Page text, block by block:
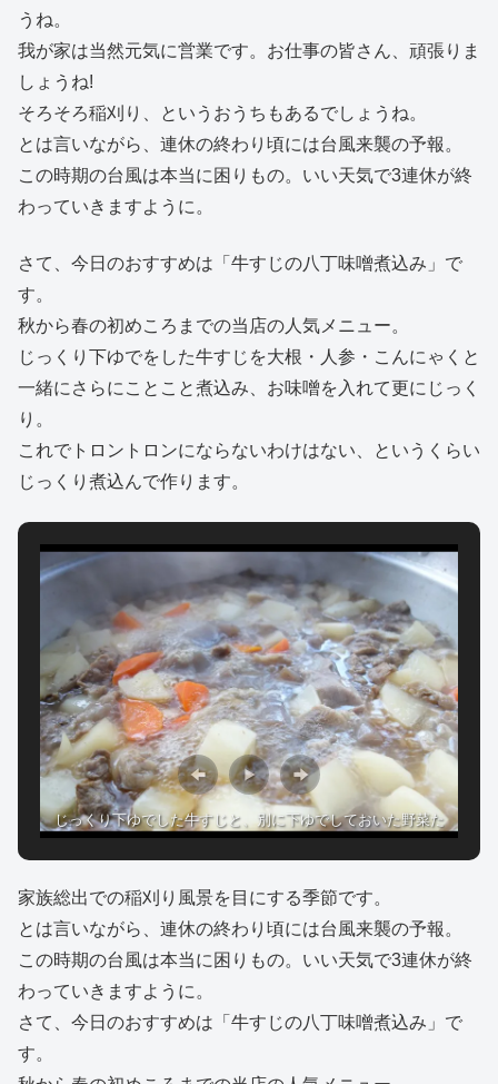
うね。
我が家は当然元気に営業です。お仕事の皆さん、頑張りま
しょうね!
そろそろ稲刈り、というおうちもあるでしょうね。
とは言いながら、連休の終わり頃には台風来襲の予報。
この時期の台風は本当に困りもの。いい天気で3連休が終
わっていきますように。
さて、今日のおすすめは「牛すじの八丁味噌煮込み」で
す。
秋から春の初めころまでの当店の人気メニュー。
じっくり下ゆでをした牛すじを大根・人参・こんにゃくと
一緒にさらにことこと煮込み、お味噌を入れて更にじっく
り。
これでトロントロンにならないわけはない、というくらい
じっくり煮込んで作ります。
じっくり下ゆでした牛すじと、別に下ゆでしておいた野菜た
家族総出での稲刈り風景を目にする季節です。
とは言いながら、連休の終わり頃には台風来襲の予報。
この時期の台風は本当に困りもの。いい天気で3連休が終
わっていきますように。
さて、今日のおすすめは「牛すじの八丁味噌煮込み」で
す。